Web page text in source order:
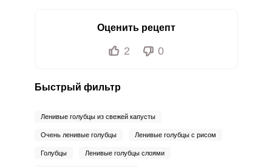
Оценить рецепт
2 0
Быстрый фильтр
Ленивые голубцы из свежей капусты
Очень ленивые голубцы Ленивые голубцы с рисом
Голубцы Ленивые голубцы слоями